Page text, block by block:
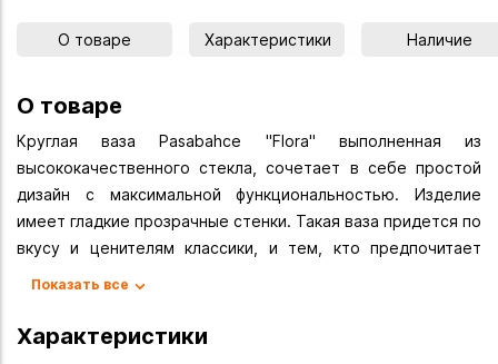
О товаре Характеристики Наличие
О товаре
Круглая ваза Pasabahce "Flora" выполненная из
высококачественного стекла, сочетает в себе простой
дизайн с максимальной функциональностью. Изделие
имеет гладкие прозрачные стенки. Такая ваза придется по
вкусу и ценителям классики, и тем, кто предпочитает
ниже магазинах в Иркутске и в Ангарске, а также сделать
Показать все
Характеристики